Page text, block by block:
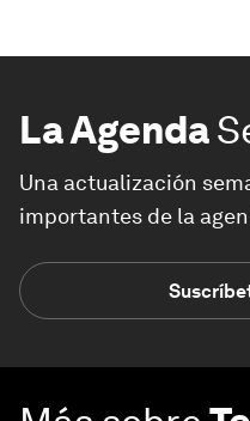
La Agenda
Una actualización
importantes de la